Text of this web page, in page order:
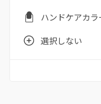
ハンドケアカラ
選択しない